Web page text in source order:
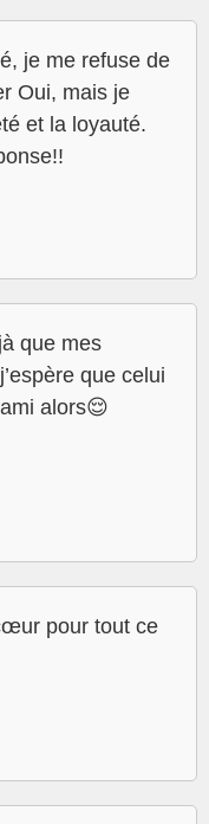
je me refuse de
Oui, mais je
et la loyauté.
que mes
que celui
alors😌
pour tout ce